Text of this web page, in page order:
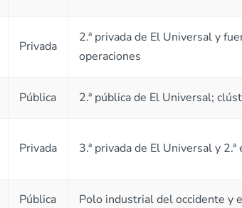
Privada
2.ª privada de El Universal y
operaciones
Pública 2.ª pública de El Universal;
Privada 3.ª privada de El Universal y
Pública Polo industrial del occidente y